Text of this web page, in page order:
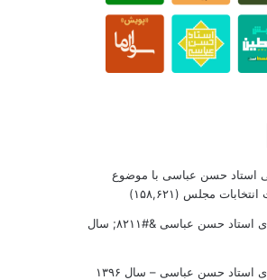
استاد حسن عباسی با موضوع
انتخابات مجلس (۱۵۸,۶۲۱)
لیست دانلود سخنرانی های استاد حسن عباسی &#۸۲۱۱; سال
استاد حسن عباسی – سال ۱۳۹۶